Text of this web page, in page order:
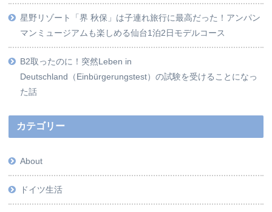
星野リゾート「界 秋保」は子連れ旅行に最高だった！アンパン
マンミュージアムも楽しめる仙台1泊2日モデルコース
B2取ったのに！突然Leben in
Deutschland（Einbürgerungstest）の試験を受けることになっ
た話
カテゴリー
About
ドイツ生活